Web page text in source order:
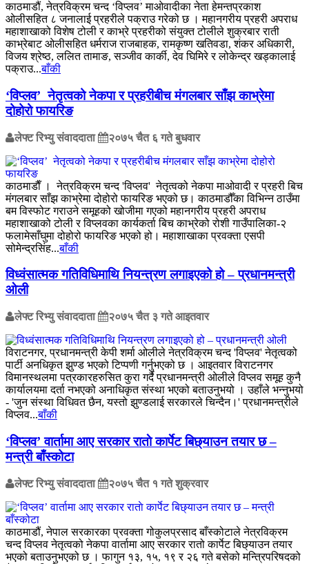
काठमाडौं, नेत्रविक्रम चन्द ‘विप्लव’ माओवादीका नेता हेमन्तप्रकाश
ओलीसहित ८ जनालाई प्रहरीले पक्राउ गरेको छ । महानगरीय प्रहरी अपराध
महाशाखाको विशेष टोली र काभ्रे प्रहरीको संयुक्त टोलीले शुक्रबार राती
काभ्रेबाट ओलीसहित धर्मराज राजबाहक, रामकृष्ण खतिवडा, शंकर अधिकारी,
विजय श्रेष्ठ, ललित तामाङ, सञ्जीव कार्की, देव घिमिरे र लोकेन्द्र खड्कालाई
पक्राउ...बाँकी
‘विप्लव’ नेतृत्वको नेकपा र प्रहरीबीच मंगलबार साँझ काभ्रेमा
दोहोरो फायरिङ
लेफ्ट रिभ्यु संवाददाता २०७५ चैत ६ गते बुधवार
काठमाडाैँ । नेत्रविक्रम चन्द 'विप्लव' नेतृत्वको नेकपा माओवादी र प्रहरी बिच
मंगलबार साँझ काभ्रेमा दोहोरो फायरिङ भएको छ। काठमाडौँका विभिन्न ठाउँमा
बम विस्फोट गराउने समूहको खोजीमा गएको महानगरीय प्रहरी अपराध
महाशाखाको टोली र विप्लवका कार्यकर्ता बिच काभ्रेको रोशी गाउँपालिका-२
फलामेसाँघुमा दोहोरो फायरिङ भएको हो। महाशाखाका प्रवक्ता एसपी
सोमेन्द्रसिंह...बाँकी
विध्वंसात्मक गतिविधिमाथि नियन्त्रण लगाइएको हो – प्रधानमन्त्री
ओली
लेफ्ट रिभ्यु संवाददाता २०७५ चैत ३ गते आइतवार
विराटनगर, प्रधानमन्त्री केपी शर्मा ओलीले नेत्रविक्रम चन्द 'विप्लव' नेतृत्वको
पार्टी अनधिकृत झुण्ड भएको टिप्पणी गर्नुभएको छ । आइतवार विराटनगर
विमानस्थलमा पत्रकारहरुसित कुरा गर्दै प्रधानमन्त्री ओलीले विप्लव समूह कुनै
कार्यालयमा दर्ता नभएको अनाधिकृत संस्था भएको बताउनुभयो । उहाँले भन्नुभयो
- 'जुन संस्था विधिवत छैन, यस्तो झुण्डलाई सरकारले चिन्दैन।' प्रधानमन्त्रीले
विप्लव...बाँकी
‘विप्लव’ वार्तामा आए सरकार राताे कार्पेट बिछ्याउन तयार छ –
मन्त्री बाँस्कोटा
लेफ्ट रिभ्यु संवाददाता २०७५ चैत १ गते शुक्रवार
काठमाडौं, नेपाल सरकारका प्रवक्ता गोकुलप्रसाद बाँस्कोटाले नेत्रविक्रम
चन्द विप्लव नेतृत्वको नेकपा वार्तामा आए सरकार रातो कार्पेट बिछ्याउन तयार
भएको बताउनुभएको छ । फागुन १३, १५, १९ र २६ गते बसेको मन्त्रिपरिषदको